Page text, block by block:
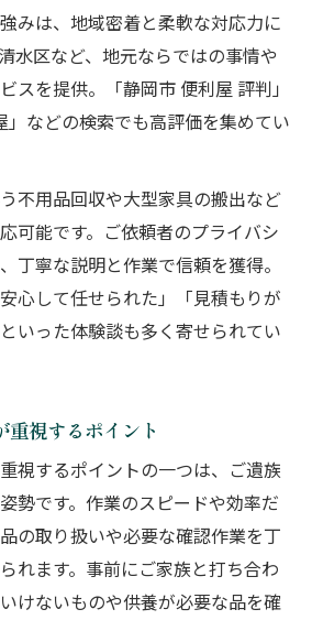
みは、地域密着と柔軟な対応力に
水区など、地元ならではの事情や
スを提供。「静岡市 便利屋 評判」
などの検索でも高評価を集めてい
不用品回収や大型家具の搬出など
可能です。ご依頼者のプライバシ
丁寧な説明と作業で信頼を獲得。
心して任せられた」「見積もりが
いった体験談も多く寄せられてい
重視するポイント
視するポイントの一つは、ご遺族
勢です。作業のスピードや効率だ
の取り扱いや必要な確認作業を丁
れます。事前にご家族と打ち合わ
けないものや供養が必要な品を確